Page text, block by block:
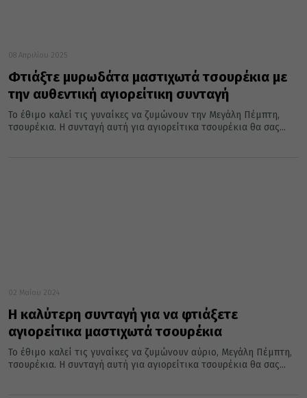
08 Απριλίου 2025
Φτιάξτε μυρωδάτα μαστιχωτά τσουρέκια με
την αυθεντική αγιορείτικη συνταγή
Το έθιμο καλεί τις γυναίκες να ζυμώνουν την Μεγάλη Πέμπτη,
τσουρέκια. Η συνταγή αυτή για αγιορείτικα τσουρέκια θα σας...
02 Μαΐου 2024
Η καλύτερη συνταγή για να φτιάξετε
αγιορείτικα μαστιχωτά τσουρέκια
Το έθιμο καλεί τις γυναίκες να ζυμώνουν αύριο, Μεγάλη Πέμπτη,
τσουρέκια. Η συνταγή αυτή για αγιορείτικα τσουρέκια θα σας...